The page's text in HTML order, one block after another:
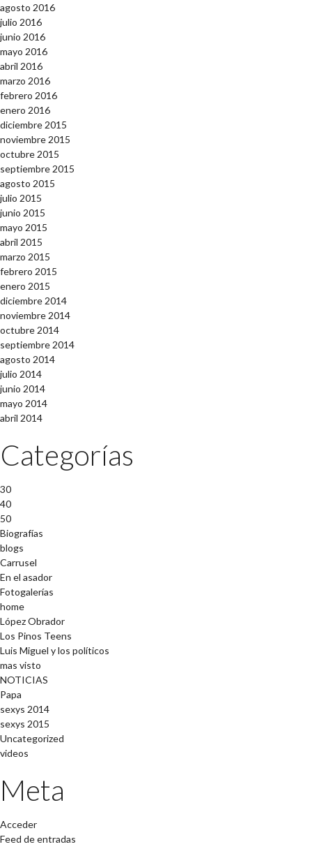
agosto 2016
julio 2016
junio 2016
mayo 2016
abril 2016
marzo 2016
febrero 2016
enero 2016
diciembre 2015
noviembre 2015
octubre 2015
septiembre 2015
agosto 2015
julio 2015
junio 2015
mayo 2015
abril 2015
marzo 2015
febrero 2015
enero 2015
diciembre 2014
noviembre 2014
octubre 2014
septiembre 2014
agosto 2014
julio 2014
junio 2014
mayo 2014
abril 2014
Categorías
30
40
50
Biografías
blogs
Carrusel
En el asador
Fotogalerías
home
López Obrador
Los Pinos Teens
Luis Miguel y los políticos
mas visto
NOTICIAS
Papa
sexys 2014
sexys 2015
Uncategorized
videos
Meta
Acceder
Feed de entradas